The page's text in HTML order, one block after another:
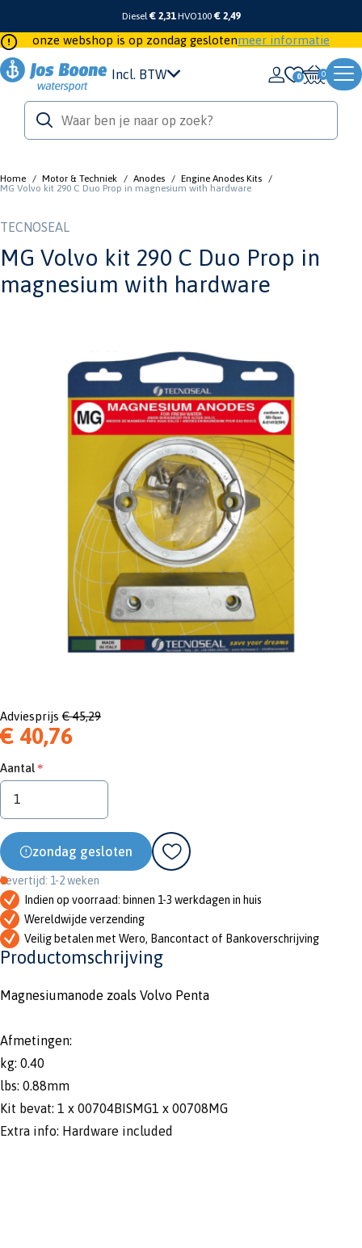
Diesel€ 2,31 HVO100 € 2,49
onze webshop is op zondag geslotenmeer informatie
Incl. BTW 0
Home / Motor & Techniek / Anodes / Engine Anodes Kits /
MG Volvo kit 290 C Duo Prop in magnesium with hardware
TECNOSEAL
MG Volvo kit 290 C Duo Prop in
magnesium with hardware
Adviesprijs € 45,29
€ 40,76
Aantal
zondag gesloten
Levertijd: 1-2 weken
Indien op voorraad: binnen 1-3 werkdagen in huis
Wereldwijde verzending
Veilig betalen met Wero, Bancontact of Bankoverschrijving
Productomschrijving
Magnesiumanode zoals Volvo Penta
Afmetingen:
kg: 0.40
lbs: 0.88mm
Kit bevat: 1 x 00704BISMG1 x 00708MG
Extra info: Hardware included